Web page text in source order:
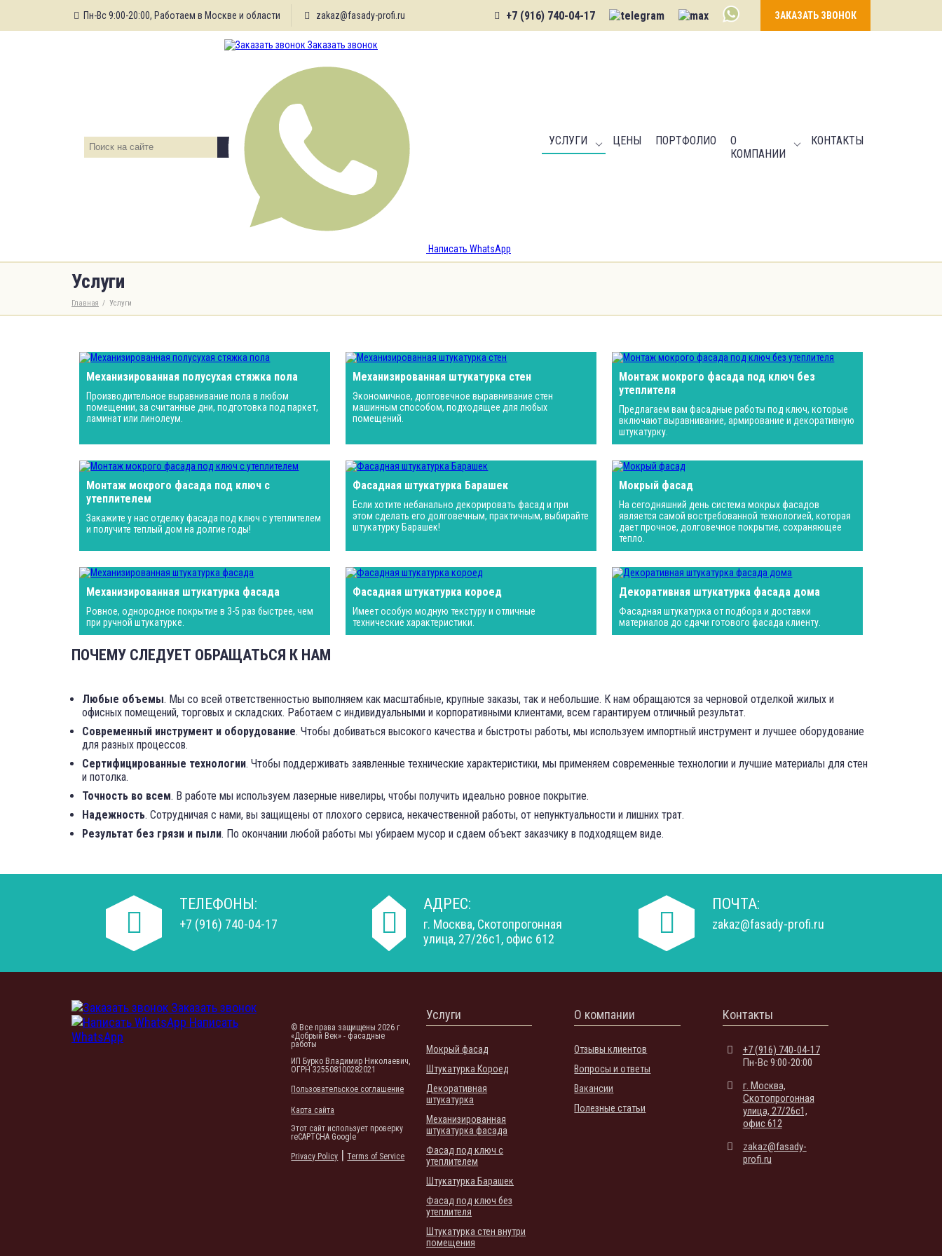
Пн-Вс 9:00-20:00, Работаем в Москве и области zakaz@fasady-profi.ru +7 (916) 740-04-17 ЗАКАЗАТЬ ЗВОНОК
Поиск
Заказать звонок
Написать WhatsApp
УСЛУГИ ЦЕНЫ ПОРТФОЛИО
О
КОМПАНИИ
КОНТАКТЫ
Услуги
Главная Услуги
Механизированная полусухая стяжка пола
Производительное выравнивание пола в любом
помещении, за считанные дни, подготовка под паркет,
ламинат или линолеум.
Механизированная штукатурка стен
Экономичное, долговечное выравнивание стен
машинным способом, подходящее для любых
помещений.
Монтаж мокрого фасада под ключ без
утеплителя
Предлагаем вам фасадные работы под ключ, которые
включают выравнивание, армирование и декоративную
штукатурку.
Монтаж мокрого фасада под ключ с
утеплителем
Закажите у нас отделку фасада под ключ с утеплителем
и получите теплый дом на долгие годы!
Фасадная штукатурка Барашек
Если хотите небанально декорировать фасад и при
этом сделать его долговечным, практичным, выбирайте
штукатурку Барашек!
Мокрый фасад
На сегодняшний день система мокрых фасадов
является самой востребованной технологией, которая
дает прочное, долговечное покрытие, сохраняющее
тепло.
Механизированная штукатурка фасада
Ровное, однородное покрытие в 3-5 раз быстрее, чем
при ручной штукатурке.
Фасадная штукатурка короед
Имеет особую модную текстуру и отличные
технические характеристики.
Декоративная штукатурка фасада дома
Фасадная штукатурка от подбора и доставки
материалов до сдачи готового фасада клиенту.
ПОЧЕМУ СЛЕДУЕТ ОБРАЩАТЬСЯ К НАМ
Любые объемы. Мы со всей ответственностью выполняем как масштабные, крупные заказы, так и небольшие. К нам обращаются за черновой отделкой жилых и
офисных помещений, торговых и складских. Работаем с индивидуальными и корпоративными клиентами, всем гарантируем отличный результат.
Современный инструмент и оборудование. Чтобы добиваться высокого качества и быстроты работы, мы используем импортный инструмент и лучшее оборудование
для разных процессов.
Сертифицированные технологии. Чтобы поддерживать заявленные технические характеристики, мы применяем современные технологии и лучшие материалы для стен
и потолка.
Точность во всем. В работе мы используем лазерные нивелиры, чтобы получить идеально ровное покрытие.
Надежность. Сотрудничая с нами, вы защищены от плохого сервиса, некачественной работы, от непунктуальности и лишних трат.
Результат без грязи и пыли. По окончании любой работы мы убираем мусор и сдаем объект заказчику в подходящем виде.
ТЕЛЕФОНЫ:
+7 (916) 740-04-17
АДРЕС:
г. Москва, Скотопрогонная
улица, 27/26с1, офис 612
ПОЧТА:
zakaz@fasady-profi.ru
Заказать звонок
Написать
WhatsApp
© Все права защищены 2026 г
«Добрый Век» - фасадные
работы
ИП Бурко Владимир Николаевич,
ОГРН 325508100282021
Пользовательское соглашение
Карта сайта
Этот сайт использует проверку
reCAPTCHA Google
Privacy Policy |Terms of Service
Услуги
Мокрый фасад
Штукатурка Короед
Декоративная
штукатурка
Механизированная
штукатурка фасада
Фасад под ключ с
утеплителем
Штукатурка Барашек
Фасад под ключ без
утеплителя
Штукатурка стен внутри
помещения
О компании
Отзывы клиентов
Вопросы и ответы
Вакансии
Полезные статьи
Контакты
+7 (916) 740-04-17
Пн-Вс 9:00-20:00
г. Москва,
Скотопрогонная
улица, 27/26с1,
офис 612
zakaz@fasady-
profi.ru